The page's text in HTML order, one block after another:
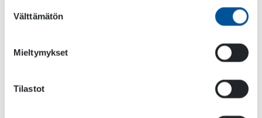
valinta
Välttämätön
Mieltymykset
Tilastot
tilat auttavat käyttäjiä säätämään magneetin